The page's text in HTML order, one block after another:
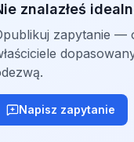
znalazłeś
zapytanie —
Napisz zapytanie